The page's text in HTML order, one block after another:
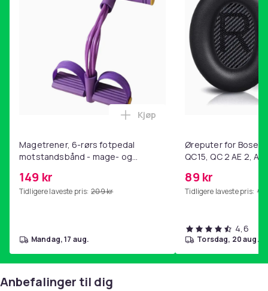
Magetrener, 6-rørs fotpedal
motstandsbånd - mage- og
hjemmegymnastikk Purple
149 kr
Tidligere laveste pris: 209 kr
Legg Magetrener, 6-rørs
Kjøp
mandag, 17 aug.
Øreputer for Bose
QC15, QC 2 AE 2, AE
89 kr
Tidligere laveste pris: 99
4,6
torsdag, 20 aug.
Anbefalinger til dig